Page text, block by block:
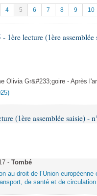
4 5 6 7 8 9 10
lecture (1ère assemblée
Olivia Gr&#233;goire - Après
(1ère assemblée saisie) -
- Tombé
au droit de l’Union européenne
de santé et de